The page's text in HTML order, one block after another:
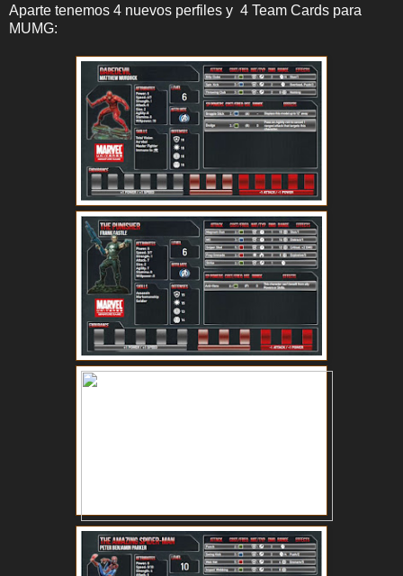
Aparte tenemos 4 nuevos perfiles y 4 Team Cards para
MUMG: